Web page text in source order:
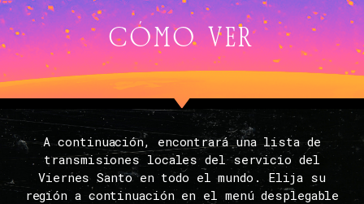
CÓMO VER
A continuación, encontrará una lista de
transmisiones locales del servicio del
Viernes Santo en todo el mundo. Elija su
región a continuación en el menú desplegable